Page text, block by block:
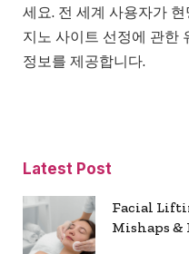
세요. 전 세계 사용자가
지노 사이트 선정에 관한
정보를 제공합니다.
Latest Post
Facial
Mishaps &